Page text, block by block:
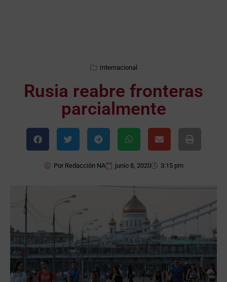
Internacional
Rusia reabre fronteras
parcialmente
PorRedacción NA junio 8, 2020 3:15 pm